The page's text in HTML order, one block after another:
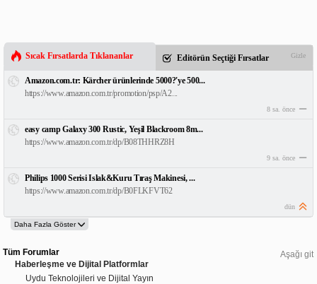
Sıcak Fırsatlarda Tıklananlar Editörün Seçtiği Fırsatlar Gizle
Amazon.com.tr: Kärcher ürünlerinde 5000?'ye 500...
https://www.amazon.com.tr/promotion/psp/A2...
8 sa. önce
easy camp Galaxy 300 Rustic, Yeşil Blackroom 8m...
https://www.amazon.com.tr/dp/B08THHRZ8H
9 sa. önce
Philips 1000 Serisi Islak&Kuru Tıraş Makinesi, ...
https://www.amazon.com.tr/dp/B0FLKFVT62
dün
Aşağı git
Tüm Forumlar
Haberleşme ve Dijital Platformlar
Uydu Teknolojileri ve Dijital Yayın